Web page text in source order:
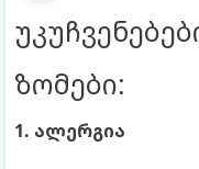
ზომები:
1. ალერგია